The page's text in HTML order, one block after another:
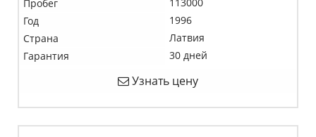
Пробег
Год
1996
Страна
Латвия
Гарантия
30 дней
Узнать цену